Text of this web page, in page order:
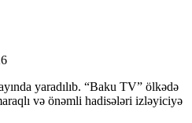
yaradılıb. “Baku TV” ölkədə
və önəmli hadisələri izləyiciyə